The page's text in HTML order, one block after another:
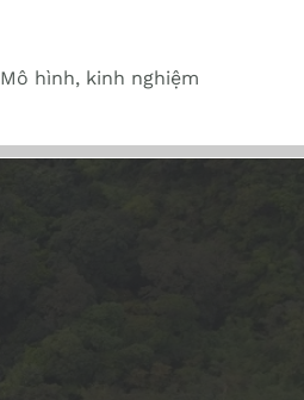
Mô hình, kinh nghiệm